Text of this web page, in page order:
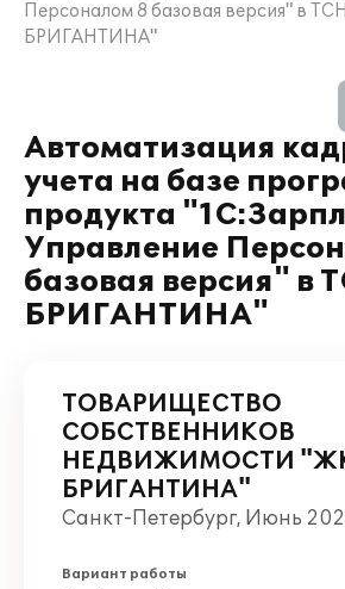
Персоналом 8 базовая версия" в
БРИГАНТИНА"
Автоматизация
учета на базе
продукта
Управление
базовая версия" в
БРИГАНТИНА"
ТОВАРИЩЕСТВО
СОБСТВЕННИКОВ
НЕДВИЖИМОСТИ
БРИГАНТИНА"
Санкт-Петербург, Июнь
Вариант работы